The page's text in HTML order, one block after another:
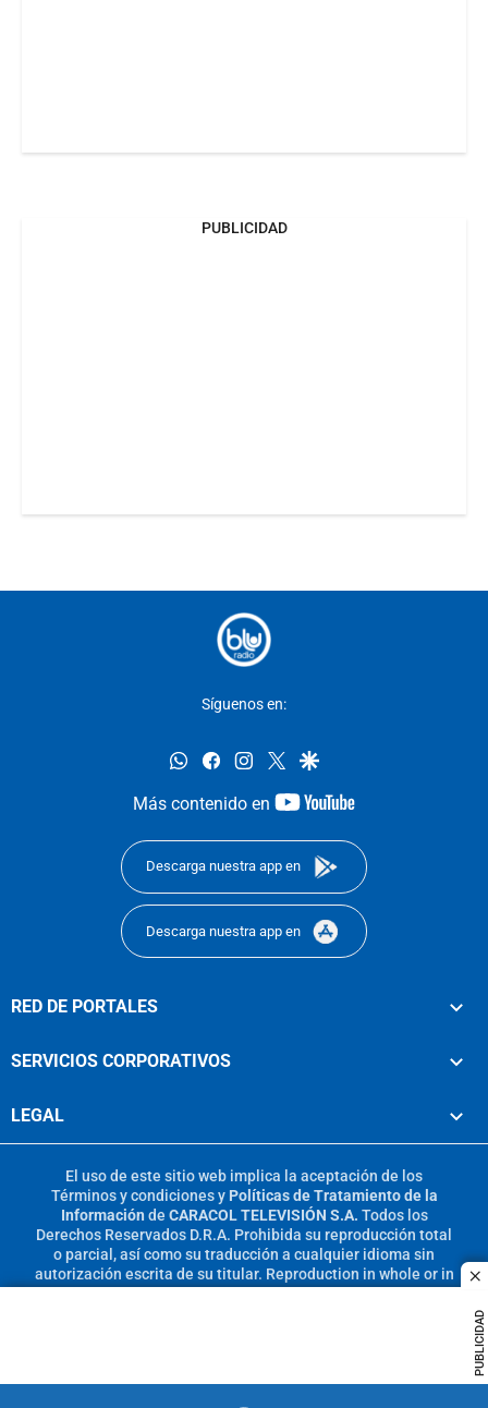
PUBLICIDAD
PUBLICIDAD
Síguenos en:
whatsappfacebookinstagram
twittergoogle
Más contenido en
youtube-
Descarga nuestra app en
Descarga nuestra app en
RED DE PORTALES
SERVICIOS CORPORATIVOS
LEGAL
El uso de este sitio web implica la aceptación de los
Términos y condicionesy Políticas de Tratamiento de la
Información de CARACOL TELEVISIÓN S.A. Todos los
Derechos Reservados D.R.A. Prohibida su reproducción total
o parcial, así como su traducción a cualquier idioma sin
autorización escrita de su titular. Reproduction in whole or in